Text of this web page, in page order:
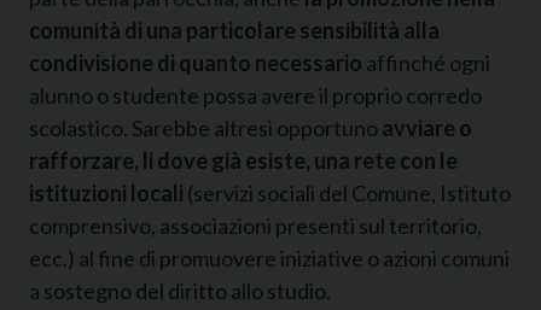
comunità di una particolare sensibilità alla
condivisione di quanto necessario affinché ogni
alunno o studente possa avere il proprio corredo
scolastico. Sarebbe altresì opportuno avviare o
rafforzare, li dove già esiste, una rete con le
istituzioni locali (servizi sociali del Comune, Istituto
comprensivo, associazioni presenti sul territorio,
ecc.) al fine di promuovere iniziative o azioni comuni
a sostegno del diritto allo studio.